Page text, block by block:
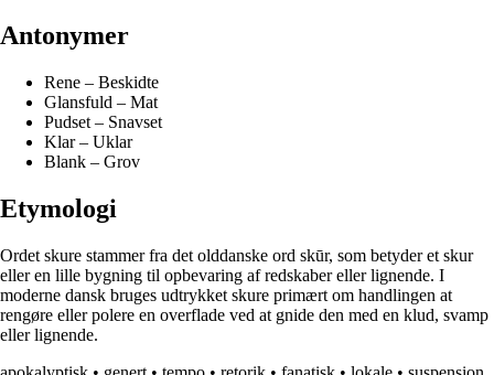
Antonymer
Rene – Beskidte
Glansfuld – Mat
Pudset – Snavset
Klar – Uklar
Blank – Grov
Etymologi
Ordet skure stammer fra det olddanske ord skūr, som betyder et skur
eller en lille bygning til opbevaring af redskaber eller lignende. I
moderne dansk bruges udtrykket skure primært om handlingen at
rengøre eller polere en overflade ved at gnide den med en klud, svamp
eller lignende.